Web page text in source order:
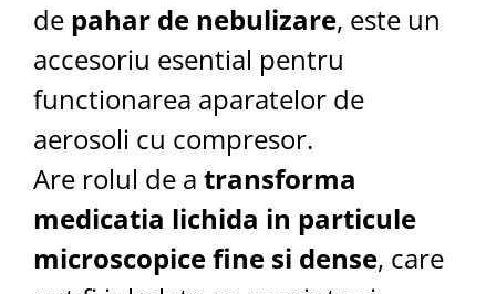
de pahar de nebulizare, este un
accesoriu esential pentru
functionarea aparatelor de
aerosoli cu compresor.
Are rolul de a transforma
medicatia lichida in particule
microscopice fine si dense, care